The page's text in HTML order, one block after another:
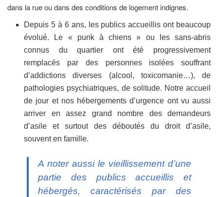
dans la rue ou dans des conditions de logement indignes.
Depuis 5 à 6 ans, les publics accueillis ont beaucoup
évolué. Le « punk à chiens » ou les sans-abris
connus du quartier ont été progressivement
remplacés par des personnes isolées souffrant
d’addictions diverses (alcool, toxicomanie…), de
pathologies psychiatriques, de solitude. Notre accueil
de jour et nos hébergements d’urgence ont vu aussi
arriver en assez grand nombre des demandeurs
d’asile et surtout des déboutés du droit d’asile,
souvent en famille.
A noter aussi le vieillissement d’une
partie des publics accueillis et
hébergés, caractérisés par des